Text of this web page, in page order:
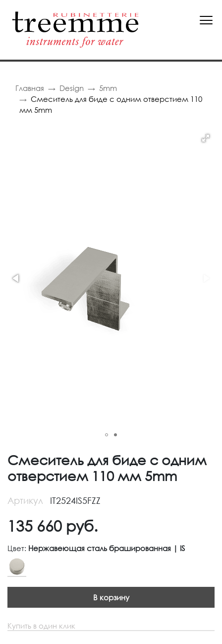
Главная Design
5mm
Смеситель для биде с одним отверстием 110
мм 5mm
Смеситель для биде с одним
отверстием 110 мм 5mm
Артикул IT2524IS5FZZ
135 660 руб.
Цвет: Нержавеющая сталь брашированная | IS
В корзину
Купить в один клик